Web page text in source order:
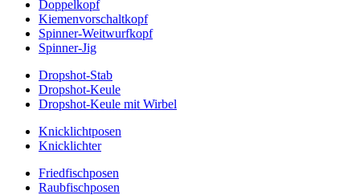
Doppelkopf
Kiemenvorschaltkopf
Spinner-Weitwurfkopf
Spinner-Jig
Dropshot-Stab
Dropshot-Keule
Dropshot-Keule mit Wirbel
Knicklichtposen
Knicklichter
Friedfischposen
Raubfischposen